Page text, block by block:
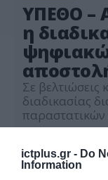
ictplus.gr - Do
Information
ΥΠΕΘΟ –
η
Σε βελτιώσεις
διαδικασίας
παραστατικών
Υπουργείο
Οικονομικών
Εσόδων, ως
διαλόγου και